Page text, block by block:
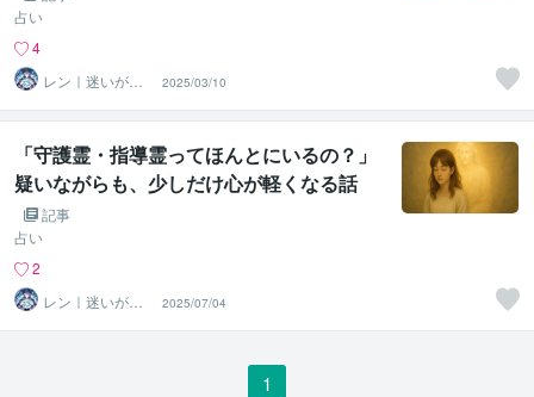
占い
4
レン｜迷いが自
信に変わる魂の
守護霊鑑定
2025/03/10
「守護霊・指導霊ってほんとにいるの？」
疑いながらも、少しだけ心が軽くなる話
第2話
記事
占い
2
レン｜迷いが自
信に変わる魂の
守護霊鑑定
2025/07/04
1